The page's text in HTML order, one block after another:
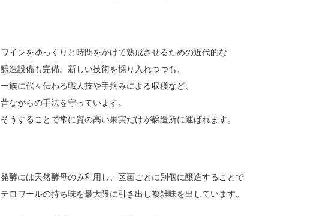
ワインをゆっくりと時間をかけて熟成させるための近代的な
醸造設備も完備。新しい技術を採り入れつつも、
一族に代々伝わる職人技や手摘みによる収穫など、
昔ながらの手法を守っています。
そうすることで常に質の高い果実だけが醸造所に運ばれます。
発酵には天然酵母のみ利用し、区画ごとに別個に醸造することで
テロワールの持ち味を最大限に引き出し複雑味を出しています。